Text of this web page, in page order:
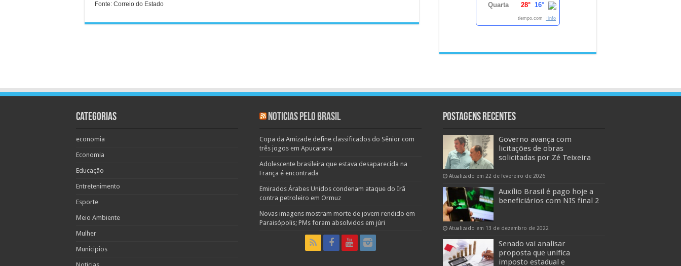
Fonte: Correio do Estado
Quarta
28° 16°
tiempo.com +info
Categorias
economia
Economia
Educação
Entretenimento
Esporte
Meio Ambiente
Mulher
Municipios
Noticias pelo Brasil
Copa da Amizade define classificados do Sênior com
três jogos em Apucarana
Adolescente brasileira que estava desaparecida na
França é encontrada
Emirados Árabes Unidos condenam ataque do Irã
contra petroleiro em Ormuz
Novas imagens mostram morte de jovem rendido em
Paraisópolis; PMs foram absolvidos em júri
Postagens Recentes
Governo avança com
licitações de obras
solicitadas por Zé Teixeira
Atualizado em 22 de fevereiro de 2026
Auxílio Brasil é pago hoje a
beneficiários com NIS final 2
Atualizado em 13 de dezembro de 2022
Senado vai analisar
proposta que unifica
imposto estadual e